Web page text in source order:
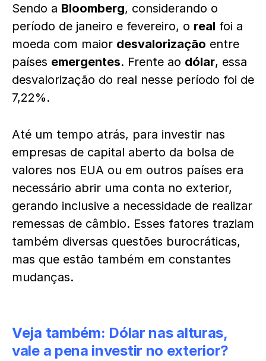
Sendo a Bloomberg, considerando o
período de janeiro e fevereiro, o real foi a
moeda com maior desvalorização entre
países emergentes. Frente ao dólar, essa
desvalorização do real nesse período foi de
7,22%.
Até um tempo atrás, para investir nas
empresas de capital aberto da bolsa de
valores nos EUA ou em outros países era
necessário abrir uma conta no exterior,
gerando inclusive a necessidade de realizar
remessas de câmbio. Esses fatores traziam
também diversas questões burocráticas,
mas que estão também em constantes
mudanças.
Veja também: Dólar nas alturas,
vale a pena investir no exterior?